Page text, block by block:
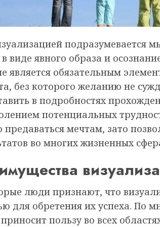
подразумевается
виде явного образа и
является обязательным
без которого желанию не
в подробностях
потенциальных
предаваться мечтам, зато
во многих жизненных
люди признают, что
для обретения их успеха. По
пользу во всех